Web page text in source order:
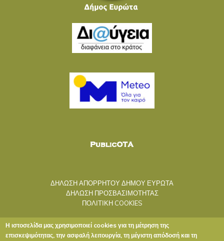
ΔΗΛΩΣΗ ΑΠΟΡΡΗΤΟΥ ΔΗΜΟΥ ΕΥΡΩΤΑ
ΔΗΛΩΣΗ ΠΡΟΣΒΑΣΙΜΟΤΗΤΑΣ
ΠΟΛΙΤΙΚΗ COOKIES
Η ιστοσελίδα μας χρησιμοποιεί cookies για τη μέτρηση της
επισκεψιμότητας, την ασφαλή λειτουργία, τη μέγιστη απόδοσή και τη